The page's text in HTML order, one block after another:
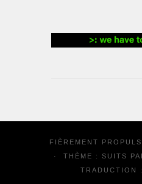
FIÈREMENT
·
THÈME : SUITS
TRADUCTION :